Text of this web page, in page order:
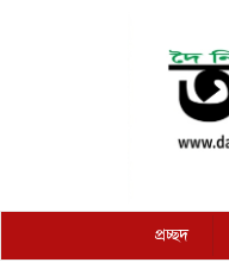
প্রচ্ছদ